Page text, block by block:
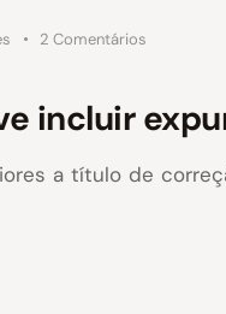
2 Comentários
incluir
a título de